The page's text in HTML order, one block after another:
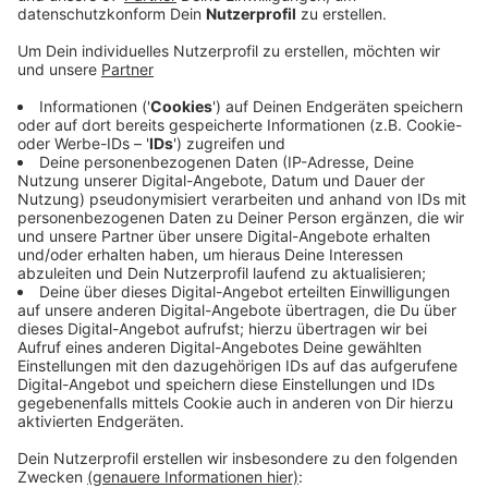
Drogengeschäften in Streit geraten sind. Bei den
Männern im Alter von 18 bis 65 Jahren haben die
Polizisten zwei Messer, eine Eisenstange und ein
Einer der Streithähe, ein polizeibekannter 29-
Jähriger, hat noch vergeblich versucht, über ein
Dach zu fliehen. Bei seiner Ingewahrsamnahme
habe er laut geschrieen und die Beamten
durchgehend beleidigt, heißt es.
Drogen selbst sind bei dem Einsatz nicht gefunden
worden, aber diverse Gegenstände für den
Drogen-Konsum.
Die Kripo ermittelt weiter.
Veröffentlicht:Mittwoch, 21.10.2020 13:20
Anzeige